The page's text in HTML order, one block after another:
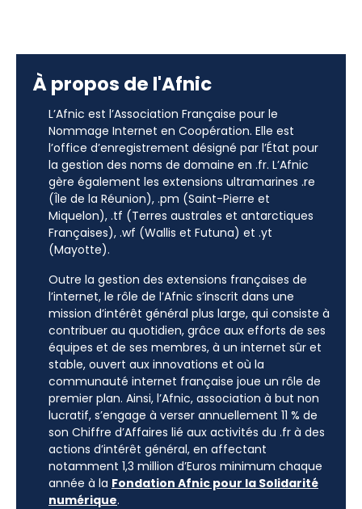
À propos de l'Afnic
L’Afnic est l’Association Française pour le
Nommage Internet en Coopération. Elle est
l’office d’enregistrement désigné par l’État pour
la gestion des noms de domaine en .fr. L’Afnic
gère également les extensions ultramarines .re
(Île de la Réunion), .pm (Saint-Pierre et
Miquelon), .tf (Terres australes et antarctiques
Françaises), .wf (Wallis et Futuna) et .yt
(Mayotte).
Outre la gestion des extensions françaises de
l’internet, le rôle de l’Afnic s’inscrit dans une
mission d’intérêt général plus large, qui consiste à
contribuer au quotidien, grâce aux efforts de ses
équipes et de ses membres, à un internet sûr et
stable, ouvert aux innovations et où la
communauté internet française joue un rôle de
premier plan. Ainsi, l’Afnic, association à but non
lucratif, s’engage à verser annuellement 11 % de
son Chiffre d’Affaires lié aux activités du .fr à des
actions d’intérêt général, en affectant
notamment 1,3 million d’Euros minimum chaque
année à la Fondation Afnic pour la Solidarité
numérique.